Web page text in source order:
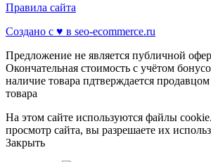
Правила сайта
Создано с ♥️ в seo-ecommerce.ru
Предложение не является публичной
Окончательная стоимость с учётом
наличие товара пдтверждается
товара
На этом сайте используются файлы
просмотр сайта, вы разрешаете их
Закрыть